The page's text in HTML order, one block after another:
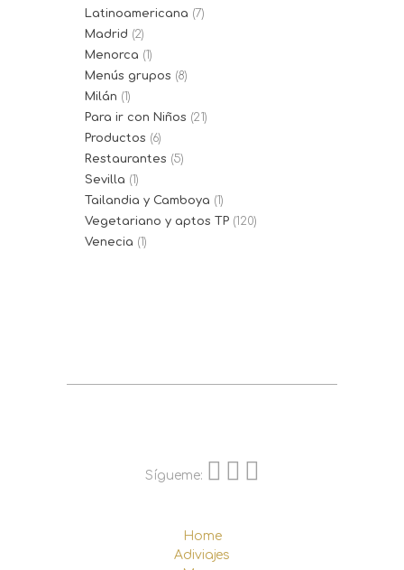
Latinoamericana (7)
Madrid (2)
Menorca (1)
Menús grupos (8)
Milán (1)
Para ir con Niños (21)
Productos (6)
Restaurantes (5)
Sevilla (1)
Tailandia y Camboya (1)
Vegetariano y aptos TP (120)
Venecia (1)
Sígueme:
Home
Adiviajes